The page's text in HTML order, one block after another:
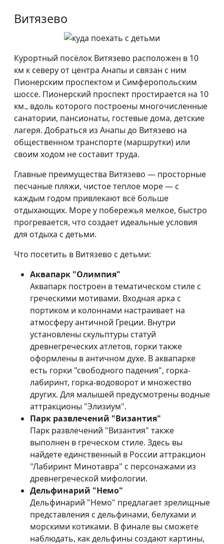
Витязево
Курортный посёлок Витязево расположен в 10
км к северу от центра Анапы и связан с ним
Пионерским проспектом и Симферопольским
шоссе. Пионерский проспект простирается на 10
км., вдоль которого построены многочисленные
санатории, пансионаты, гостевые дома, детские
лагеря. Добраться из Анапы до Витязево на
общественном транспорте (маршрутки) или
своим ходом не составит труда.
Главные преимущества Витязево — просторные
песчаные пляжи, чистое теплое море — с
каждым годом привлекают всё больше
отдыхающих. Море у побережья мелкое, быстро
прогревается, что создает идеальные условия
для отдыха с детьми.
Что посетить в Витязево с детьми:
Аквапарк "Олимпия"
Аквапарк построен в тематическом стиле с
греческими мотивами. Входная арка с
портиком и колоннами настраивает на
атмосферу античной Греции. Внутри
установлены скульптуры статуй
древнегреческих атлетов, горки также
оформлены в античном духе. В аквапарке
есть горки "свободного падения", горка-
лабиринт, горка-водоворот и множество
других. Для малышей предусмотрены водные
аттракционы "Элизиум".
Парк развлечений "Византия"
Парк развлечений "Византия" также
выполнен в греческом стиле. Здесь вы
найдете единственный в России аттракцион
"Лабиринт Минотавра" с персонажами из
древнегреческой мифологии.
Дельфинарий "Немо"
Дельфинарий "Немо" предлагает зрелищные
представления с дельфинами, белухами и
морскими котиками. В финале вы сможете
наблюдать, как дельфины создают картины,